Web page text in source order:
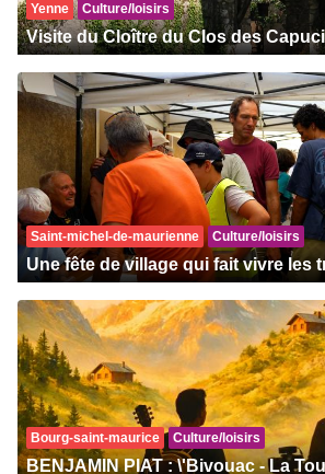
Yenne Culture/loisirs
Visite du Cloître du Clos des
Saint-michel-de-maurienne Culture/loisirs
Une fête de village qui fait vivre les
Bourg-saint-maurice Culture/loisirs
BENJAMIN PIAT : \'Bivouac - La